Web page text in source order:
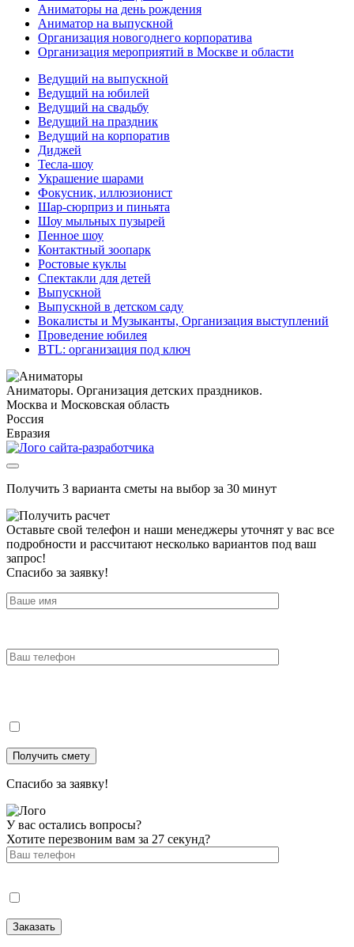
Аниматоры на день рождения
Аниматор на выпускной
Организация новогоднего корпоратива
Организация мероприятий в Москве и области
Ведущий на выпускной
Ведущий на юбилей
Ведущий на свадьбу
Ведущий на праздник
Ведущий на корпоратив
Диджей
Тесла-шоу
Украшение шарами
Фокусник, иллюзионист
Шар-сюрприз и пиньята
Шоу мыльных пузырей
Пенное шоу
Контактный зоопарк
Ростовые куклы
Спектакли для детей
Выпускной
Выпускной в детском саду
Вокалисты и Музыканты, Организация выступлений
Проведение юбилея
BTL: организация под ключ
Аниматоры. Организация детских праздников.
Москва и Московская область
Россия
Евразия
Получить 3 варианта сметы на выбор за 30 минут
Оставьте свой телефон и наши менеджеры уточнят у вас все
подробности и рассчитают несколько вариантов под ваш
запрос!
Спасибо за заявку!
Спасибо за заявку!
У вас остались вопросы?
Хотите перезвоним вам за 27 секунд?